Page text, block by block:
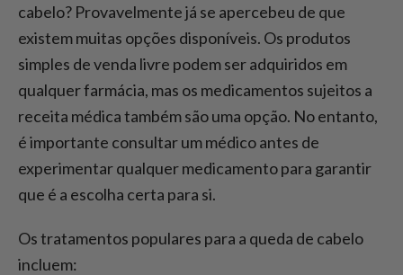
cabelo? Provavelmente já se apercebeu de que
existem muitas opções disponíveis. Os produtos
simples de venda livre podem ser adquiridos em
qualquer farmácia, mas os medicamentos sujeitos a
receita médica também são uma opção. No entanto,
é importante consultar um médico antes de
experimentar qualquer medicamento para garantir
que é a escolha certa para si.
Os tratamentos populares para a queda de cabelo
incluem: